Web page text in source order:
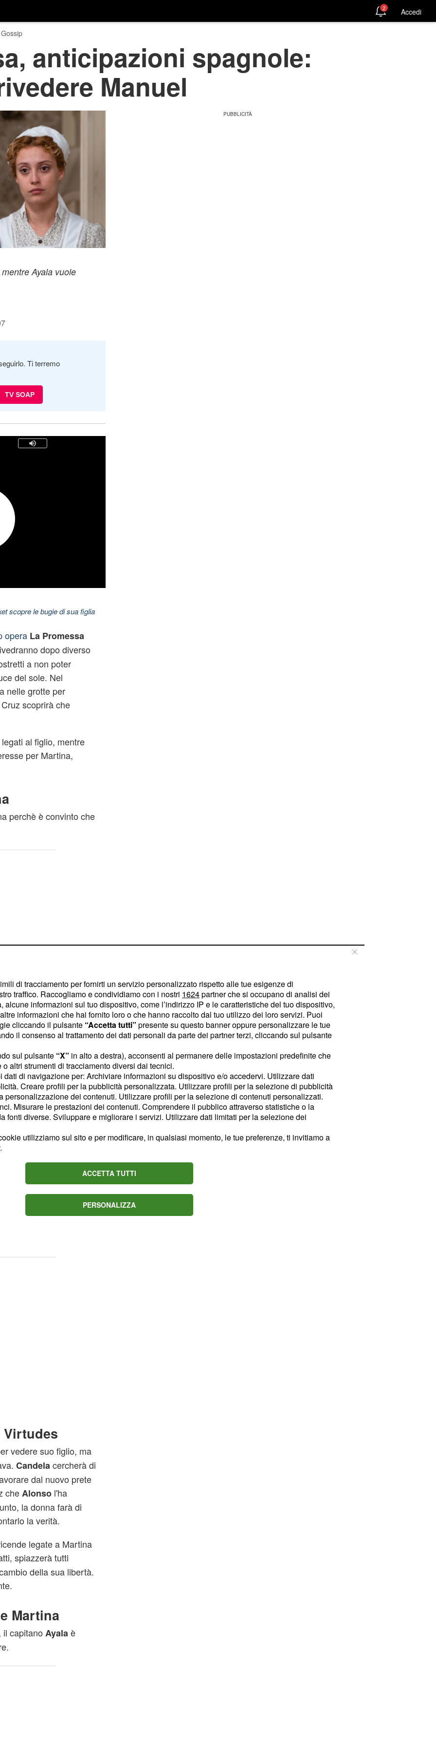
2 Accedi
anticipazioni spagnole:
Manuel
Ayala vuole
Ti terremo
TV SOAP
scopre le bugie di sua figlia
opera La Promessa
dopo diverso
a non poter
del sole. Nel
nelle grotte per
scoprirà che
al figlio, mentre
per Martina,
perchè è convinto che
e si sfogherà con
Pelayo ancora una
no.Petrasi
di proposito
di affrontarlo.
decideranno di
tenuta per
Petra
rendendo tutto
avrà modo di
I due
Virtudes
vedere suo figlio, ma
Candela cercherà di
dal nuovo prete
cheAlonsol'ha
la donna farà di
la verità.
legate a Martina
spiazzerà tutti
della sua libertà.
Martina
il capitano Ayala è
di tracciamento per fornirti un servizio personalizzato rispetto alle tue esigenze di
traffico. Raccogliamo e condividiamo con i nostri 1624partner che si occupano di analisi dei
informazioni sul tuo dispositivo, come l’indirizzo IP e le caratteristiche del tuo dispositivo,
informazioni che hai fornito loro o che hanno raccolto dal tuo utilizzo dei loro servizi. Puoi
cliccando il pulsante “Accetta tutti” presente su questo banner oppure personalizzare le tue
il consenso al trattamento dei dati personali da parte dei partner terzi, cliccando sul pulsante
sul pulsante “X” in alto a destra), acconsenti al permanere delle impostazioni predefinite che
altri strumenti di tracciamento diversi dai tecnici.
dati di navigazione per: Archiviare informazioni su dispositivo e/o accedervi. Utilizzare dati
Creare profili per la pubblicità personalizzata. Utilizzare profili per la selezione di pubblicità
personalizzazione dei contenuti. Utilizzare profili per la selezione di contenuti personalizzati.
Misurare le prestazioni dei contenuti. Comprendere il pubblico attraverso statistiche o la
fonti diverse. Sviluppare e migliorare i servizi. Utilizzare dati limitati per la selezione dei
utilizziamo sul sito e per modificare, in qualsiasi momento, le tue preferenze, ti invitiamo a
.
ACCETTA TUTTI
PERSONALIZZA